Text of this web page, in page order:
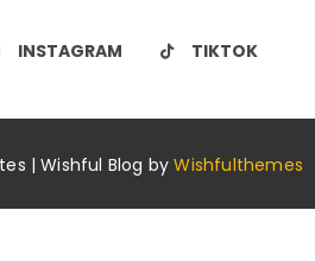
INSTAGRAM TIKTOK
| Wishful Blog byWishfulthemes